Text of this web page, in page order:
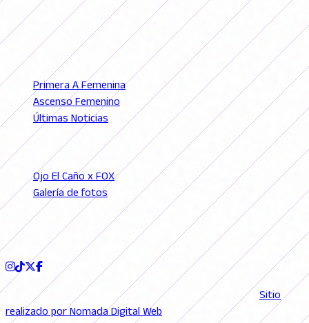
© 2026 FutFemGol. Todos los derechos reservados.
LIGAS
Primera A Femenina
Ascenso Femenino
Últimas Noticias
SECCIONES
Ojo El Caño x FOX
Galería de fotos
Podcast
SEGUINOS
© 2026 FutFemGol. Todos los derechos reservados. | Sitio
realizado por Nomada Digital Web